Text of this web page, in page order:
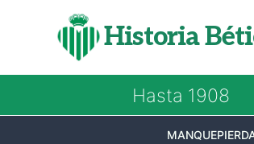
Historia
Hasta 1908